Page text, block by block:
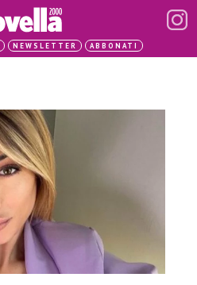
NEWSLETTER ABBONATI